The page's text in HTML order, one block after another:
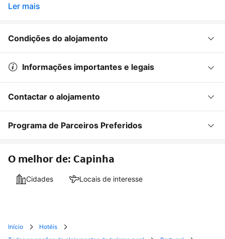
Ler mais
Condições do alojamento
Informações importantes e legais
Contactar o alojamento
Programa de Parceiros Preferidos
O melhor de: Capinha
Cidades Locais de interesse
Início
Hotéis